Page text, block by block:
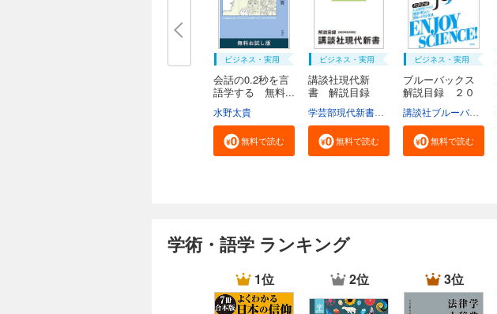
ビジネス・実用
会話の0.2秒を言
語学する 無料...
水野太貴
無料で読む
ビジネス・実用
講談社現代新
書 解説目録
無料で読む
ビジネス・実用
ブルーバックス
解説目録 ２０
講談社ブルーバックス
無料で読む
学術・語学 ランキング
1位 2位 3位